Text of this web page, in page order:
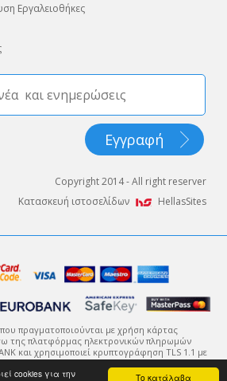
Το κατάλαβα
cookies για την
Εργαλειοθήκες
Copyright 2014 - All right reserver
Κατασκευή ιστοσελίδων
HellasSites
πραγματοποιούνται με χρήση κάρτας
της πλατφόρμας ηλεκτρονικών πληρωμών
και χρησιμοποιεί κρυπτογράφηση TLS 1.1 με
128-bit (Secure Sockets Layer - SSL).
τρόπος κωδικοποίησης της πληροφορίας